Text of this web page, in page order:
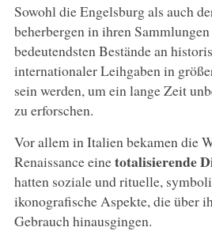
Sowohl die Engelsburg als auch
beherbergen in ihren
bedeutendsten Bestände an
internationaler Leihgaben in
sein werden, um ein lange Zeit
zu erforschen.
Vor allem in Italien bekamen die
Renaissance einetotalisierende
hatten soziale und rituelle,
ikonografische Aspekte, die über
Gebrauch hinausgingen.